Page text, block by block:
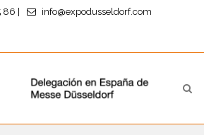
86 info@expodusseldorf.com